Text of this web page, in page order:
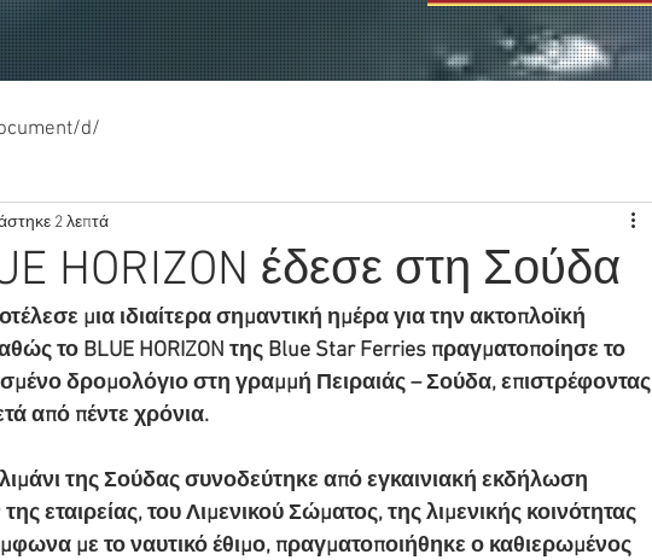
d/
HORIZON έδεσε στη Σούδα
2 λεπτά
μια ιδιαίτερα σημαντική ημέρα για την ακτοπλοϊκή
το BLUE HORIZON της Blue Star Ferries πραγματοποίησε το
δρομολόγιο στη γραμμή Πειραιάς – Σούδα, επιστρέφοντας
από πέντε χρόνια.
της Σούδας συνοδεύτηκε από εγκαινιακή εκδήλωση
εταιρείας, του Λιμενικού Σώματος, της λιμενικής κοινότητας
με το ναυτικό έθιμο, πραγματοποιήθηκε ο καθιερωμένος